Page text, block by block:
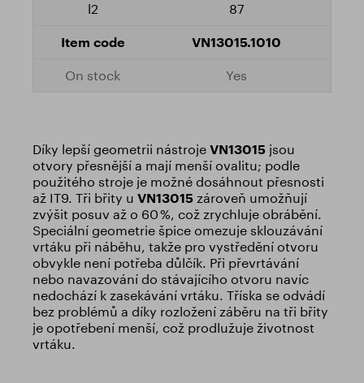
87
VN13015.1010
Yes
Díky lepší geometrii nástroje VN13015 jsou
otvory přesnější a mají menší ovalitu; podle
použitého stroje je možné dosáhnout přesnosti
až IT9. Tři břity u VN13015 zároveň umožňují
zvýšit posuv až o 60 %, což zrychluje obrábění.
Speciální geometrie špice omezuje sklouzávání
vrtáku při náběhu, takže pro vystředění otvoru
obvykle není potřeba důlčík. Při převrtávání
nebo navazování do stávajícího otvoru navíc
nedochází k zasekávání vrtáku. Tříska se odvádí
bez problémů a díky rozložení záběru na tři břity
je opotřebení menší, což prodlužuje životnost
vrtáku.